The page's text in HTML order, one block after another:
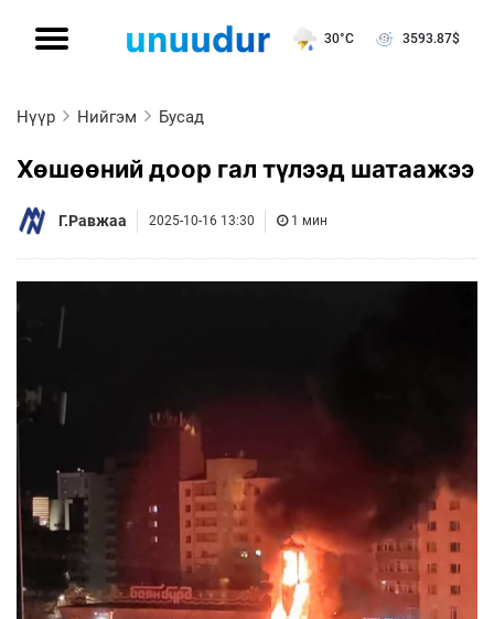
30°C 3593.87$
Нүүр Нийгэм Бусад
Хөшөөний доор гал түлээд шатаажээ
Г.Равжаа 2025-10-16 13:30 1 мин